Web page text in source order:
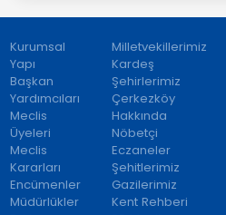
Kurumsal
Yapı
Başkan
Yardımcıları
Meclis
Üyeleri
Meclis
Kararları
Encümenler
Müdürlükler
Milletvekillerimiz
Kardeş
Şehirlerimiz
Çerkezköy
Hakkında
Nöbetçi
Eczaneler
Şehitlerimiz
Gazilerimiz
Kent Rehberi